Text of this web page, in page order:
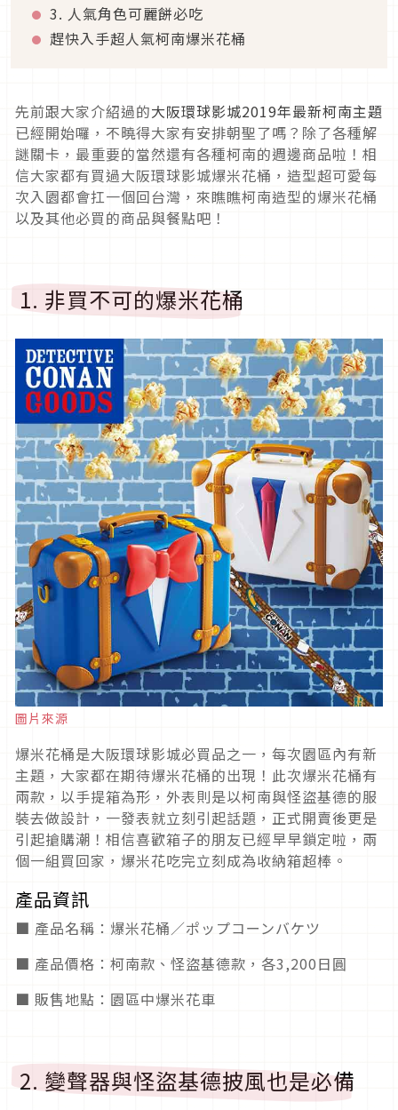
3. 人氣角色可麗餅必吃
趕快入手超人氣柯南爆米花桶
先前跟大家介紹過的大阪環球影城2019年最新柯南主題
已經開始囉，不曉得大家有安排朝聖了嗎？除了各種解
謎關卡，最重要的當然還有各種柯南的週邊商品啦！相
信大家都有買過大阪環球影城爆米花桶，造型超可愛每
次入園都會扛一個回台灣，來瞧瞧柯南造型的爆米花桶
以及其他必買的商品與餐點吧！
1. 非買不可的爆米花桶
圖片來源
爆米花桶是大阪環球影城必買品之一，每次園區內有新
主題，大家都在期待爆米花桶的出現！此次爆米花桶有
兩款，以手提箱為形，外表則是以柯南與怪盜基德的服
裝去做設計，一發表就立刻引起話題，正式開賣後更是
引起搶購潮！相信喜歡箱子的朋友已經早早鎖定啦，兩
個一組買回家，爆米花吃完立刻成為收納箱超棒。
產品資訊
■ 產品名稱：爆米花桶／ポップコーンバケツ
■ 產品價格：柯南款、怪盜基德款，各3,200日圓
■ 販售地點：園區中爆米花車
2. 變聲器與怪盜基德披風也是必備